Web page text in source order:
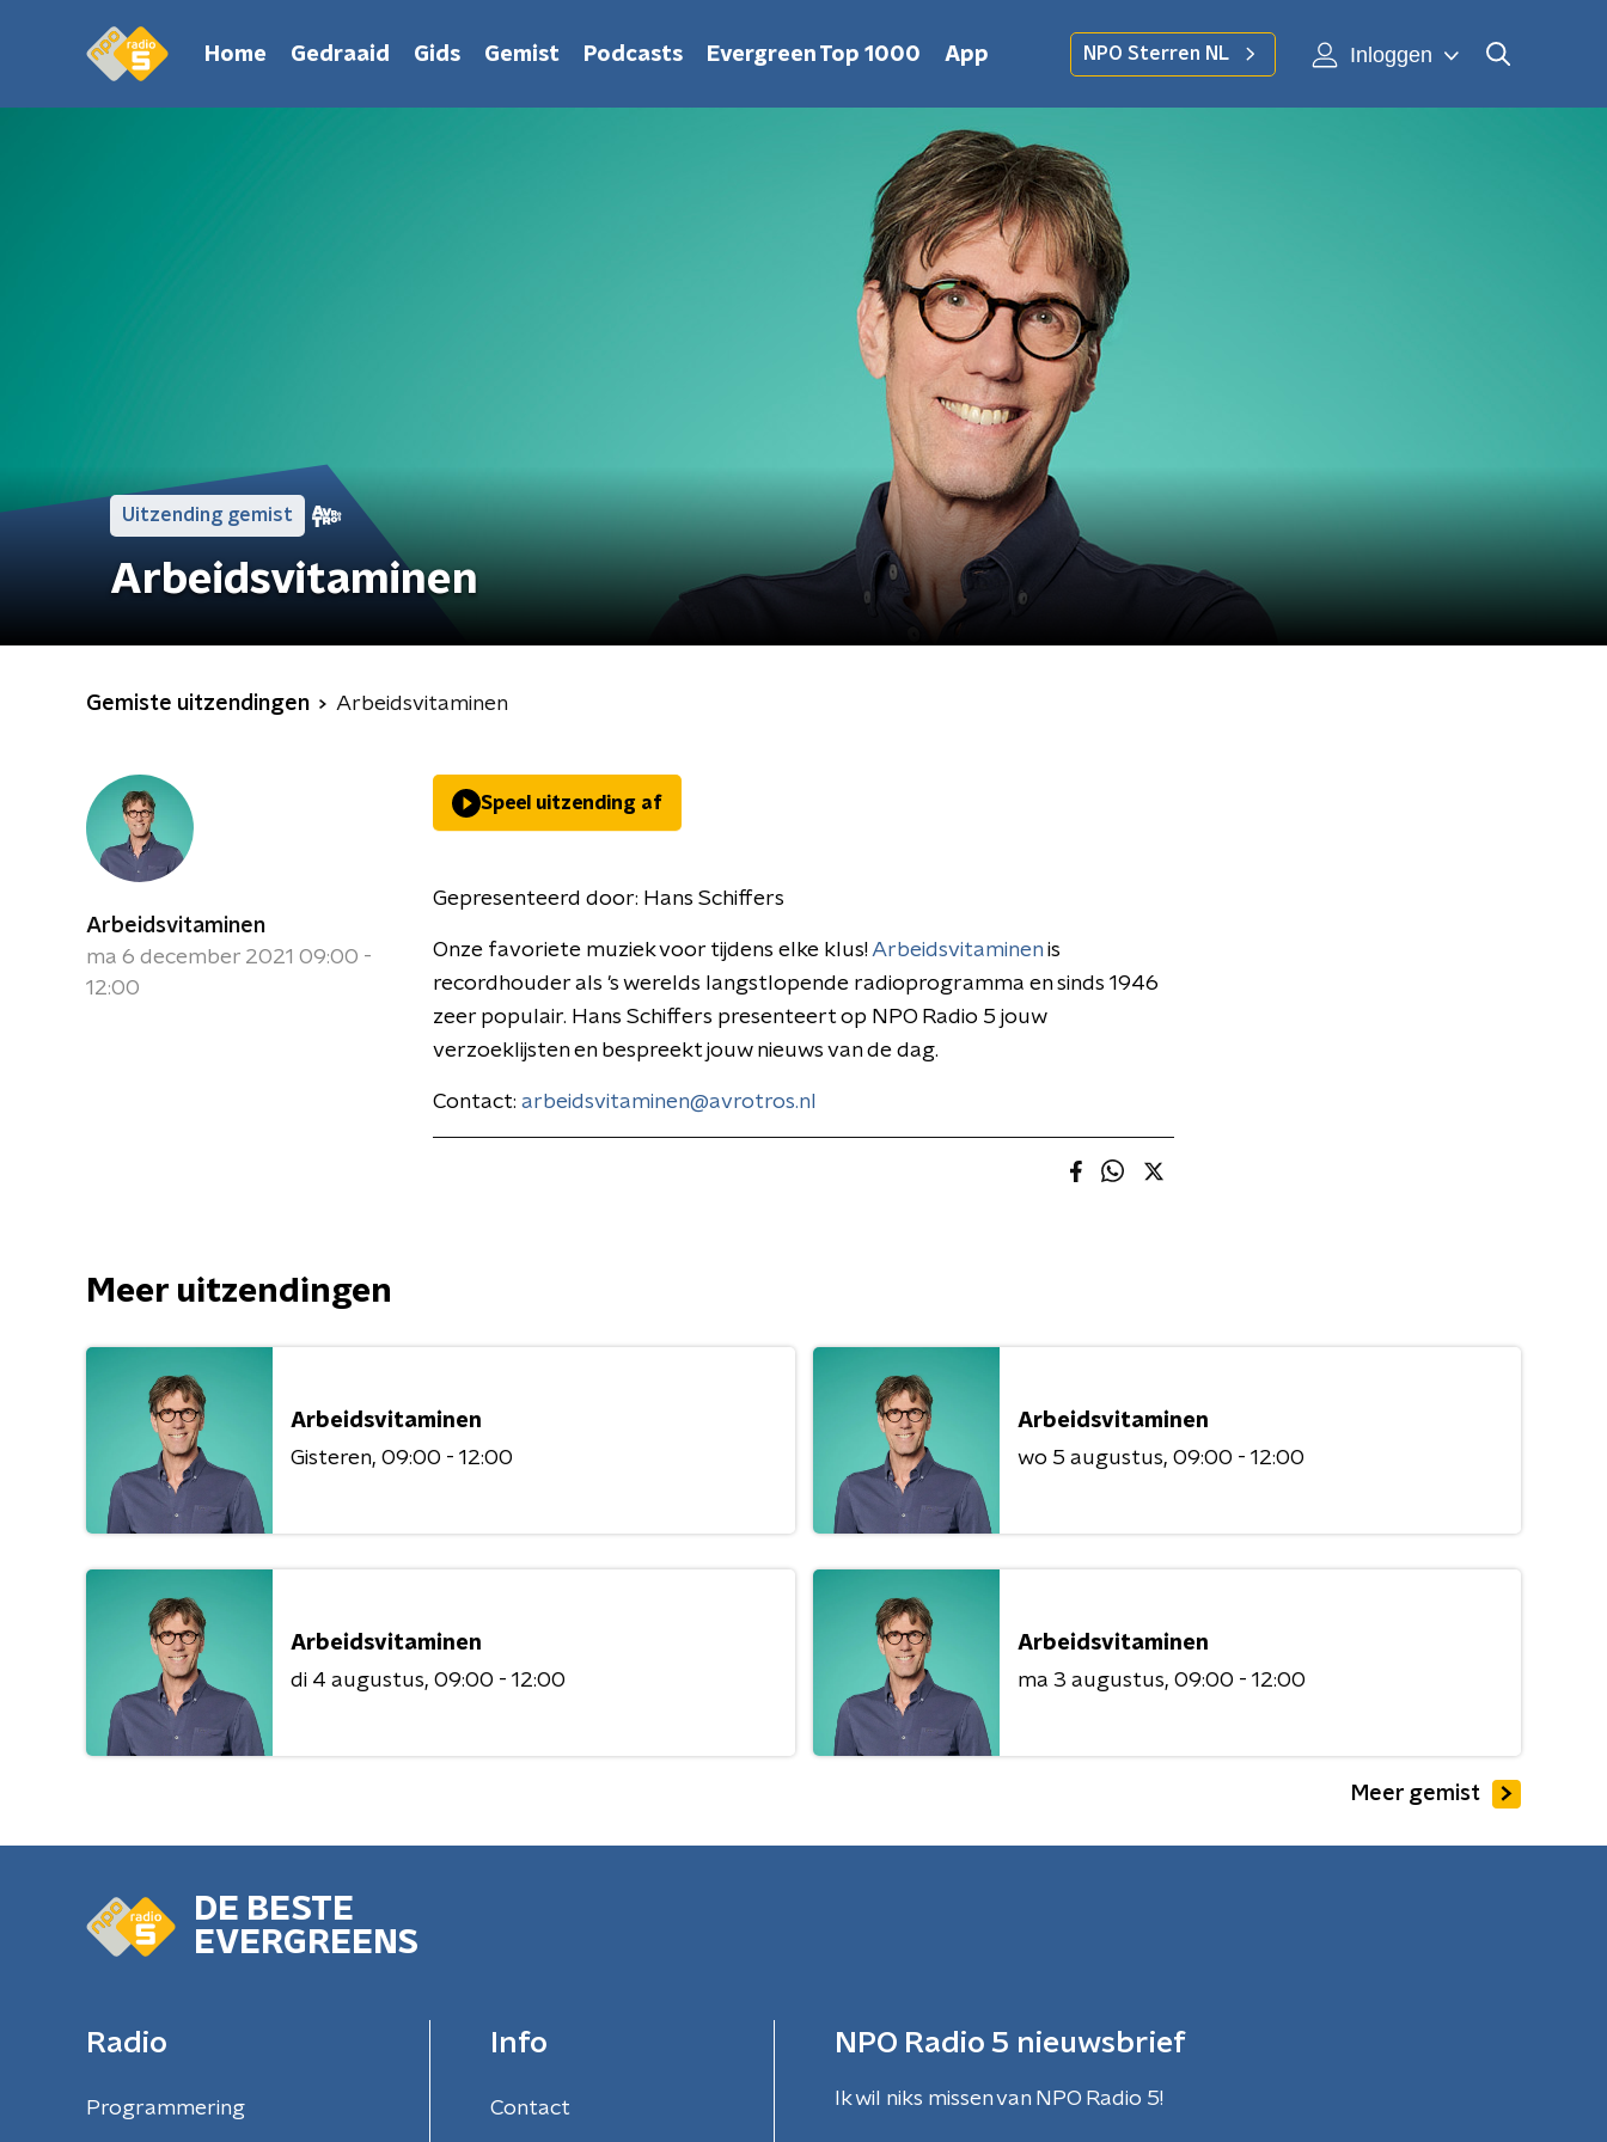
Home Gedraaid Gids Gemist Podcasts Evergreen Top 1000 App NPO Sterren NL Inloggen
Uitzending gemist
Arbeidsvitaminen
Gemiste uitzendingen Arbeidsvitaminen
Arbeidsvitaminen
ma 6 december 2021 09:00 -
12:00
Speel uitzending af
Gepresenteerd door: Hans Schiffers
Onze favoriete muziek voor tijdens elke klus!Arbeidsvitaminen is
recordhouder als 's werelds langstlopende radioprogramma en sinds 1946
zeer populair. Hans Schiffers presenteert op NPO Radio 5 jouw
verzoeklijsten en bespreekt jouw nieuws van de dag.
Contact: arbeidsvitaminen@avrotros.nl
Meer uitzendingen
Arbeidsvitaminen
Gisteren 09:00 - 12:00
Arbeidsvitaminen
wo 5 augustus 09:00 - 12:00
Arbeidsvitaminen
di 4 augustus 09:00 - 12:00
Arbeidsvitaminen
ma 3 augustus 09:00 - 12:00
Meer gemist
DE BESTE
EVERGREENS
Radio
Programmering
Info
Contact
NPO Radio 5 nieuwsbrief
Ik wil niks missen van NPO Radio 5!